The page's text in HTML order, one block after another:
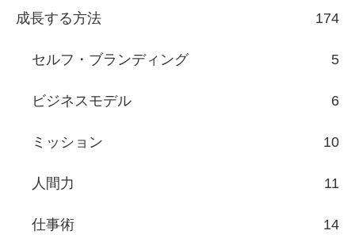
成長する方法 174
セルフ・ブランディング 5
ビジネスモデル 6
ミッション 10
人間力 11
仕事術 14